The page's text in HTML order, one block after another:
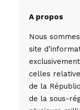
A propos
Nous
site
celles
de la
de la sous-